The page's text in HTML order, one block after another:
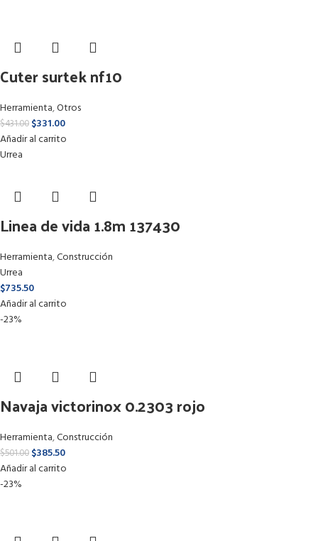
Cuter surtek nf10
Herramienta,Otros
$431.00 $331.00
Añadir al carrito
Urrea
Linea de vida 1.8m 137430
Herramienta,Construcción
Urrea
$735.50
Añadir al carrito
-23%
Navaja victorinox 0.2303 rojo
Herramienta,Construcción
$501.00 $385.50
Añadir al carrito
-23%